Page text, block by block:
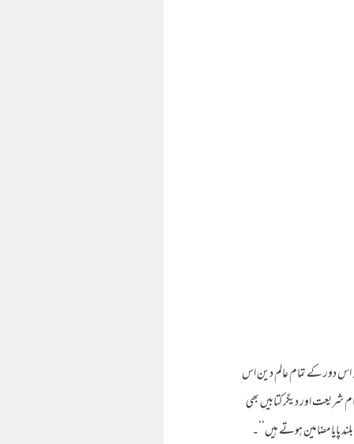
اس دور کے تمام عالم دین اس
شریعت اور دیگر کتابیں بھی
پایا مضامین ہوتے ہیں‘‘۔